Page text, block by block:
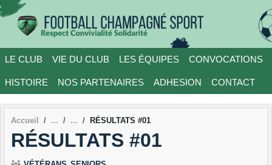
LE CLUB VIE DU CLUB LES ÉQUIPES CONVOCATIONS
HISTOIRE NOS PARTENAIRES ADHESION CONTACT
Accueil RÉSULTATS #01
RÉSULTATS #01
Panneau de gestion des cookies